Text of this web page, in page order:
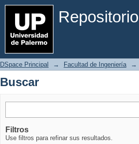
Buscar
DSpace Principal → Facultad de Ingeniería →
Buscar
Filtros
Use filtros para refinar sus resultados.